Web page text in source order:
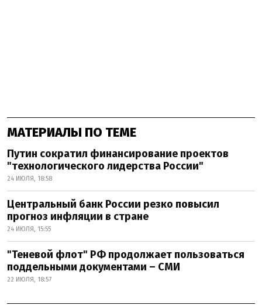
МАТЕРИАЛЫ ПО ТЕМЕ
Путин сократил финансирование проектов
"технологического лидерства России"
24 ИЮЛЯ, 18:58
Центральный банк России резко повысил
прогноз инфляции в стране
24 ИЮЛЯ, 15:55
"Теневой флот" РФ продолжает пользоваться
поддельными документами – СМИ
22 ИЮЛЯ, 18:57